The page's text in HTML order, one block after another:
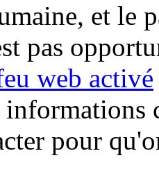
et le
pas
web activé
informations
pour